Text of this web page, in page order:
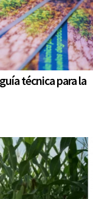
técnica para la